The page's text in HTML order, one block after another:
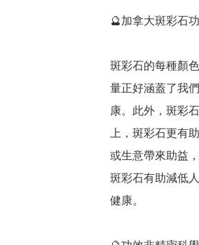
🔮加拿大斑彩石功
斑彩石的每種顏
量正好涵蓋了我
康。此外，斑彩
上，斑彩石更有
或生意帶來助益
斑彩石有助減低
健康。